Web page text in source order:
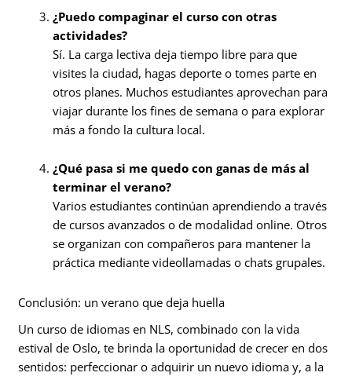
¿Puedo compaginar el curso con otras
actividades?
Sí. La carga lectiva deja tiempo libre para que
visites la ciudad, hagas deporte o tomes parte en
otros planes. Muchos estudiantes aprovechan para
viajar durante los fines de semana o para explorar
más a fondo la cultura local.
¿Qué pasa si me quedo con ganas de más al
terminar el verano?
Varios estudiantes continúan aprendiendo a través
de cursos avanzados o de modalidad online. Otros
se organizan con compañeros para mantener la
práctica mediante videollamadas o chats grupales.
Conclusión: un verano que deja huella
Un curso de idiomas en NLS, combinado con la vida
estival de Oslo, te brinda la oportunidad de crecer en dos
sentidos: perfeccionar o adquirir un nuevo idioma y, a la